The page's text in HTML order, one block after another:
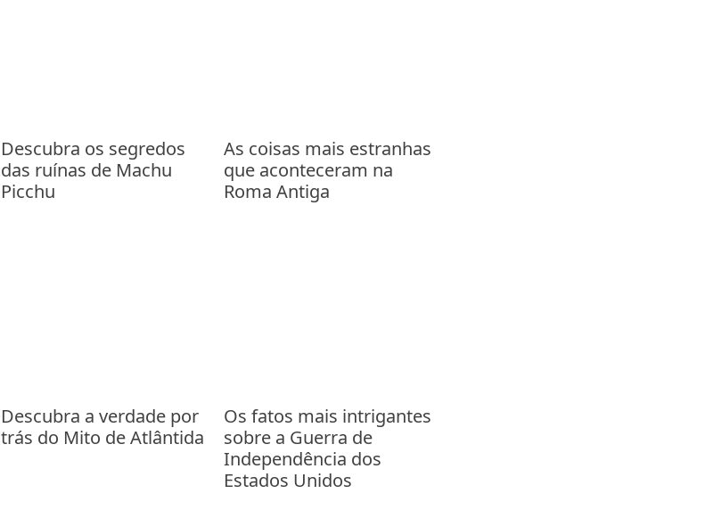
Descubra os segredos
das ruínas de Machu
Picchu
As coisas mais estranhas
que aconteceram na
Roma Antiga
Descubra a verdade por
trás do Mito de Atlântida
Os fatos mais intrigantes
sobre a Guerra de
Independência dos
Estados Unidos